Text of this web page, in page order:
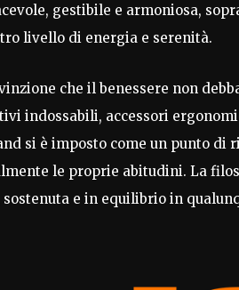
gestibile e armoniosa,
livello di energia e serenità.
che il benessere non
indossabili, accessori
si è imposto come un punto
le proprie abitudini. La
e in equilibrio in